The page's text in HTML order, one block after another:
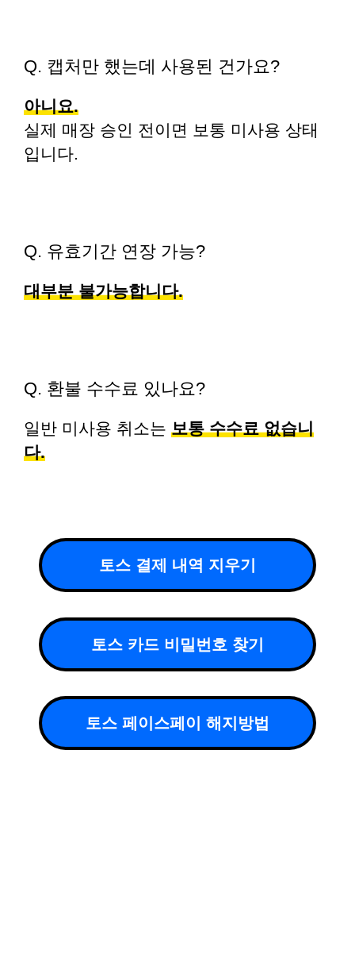
Q. 캡처만 했는데 사용된 건가요?
아니요.
실제 매장 승인 전이면 보통 미사용 상태
입니다.
Q. 유효기간 연장 가능?
대부분 불가능합니다.
Q. 환불 수수료 있나요?
일반 미사용 취소는 보통 수수료 없습니
다.
토스 결제 내역 지우기
토스 카드 비밀번호 찾기
토스 페이스페이 해지방법